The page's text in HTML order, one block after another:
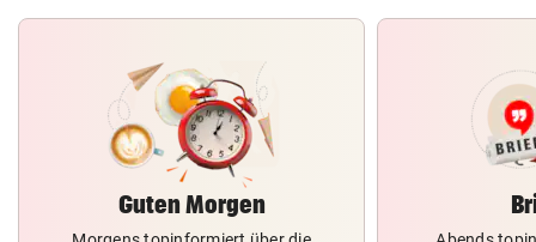
Guten Morgen